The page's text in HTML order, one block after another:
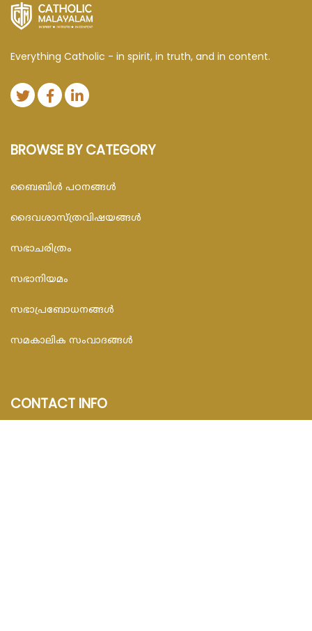
Everything Catholic - in spirit, in truth, and in content.
BROWSE BY CATEGORY
ബൈബിള്‍ പഠനങ്ങള്‍
ദൈവശാസ്ത്രവിഷയങ്ങള്‍
സഭാചരിത്രം
സഭാനിയമം
സഭാപ്രബോധനങ്ങള്‍
സമകാലിക സംവാദങ്ങൾ
CONTACT INFO